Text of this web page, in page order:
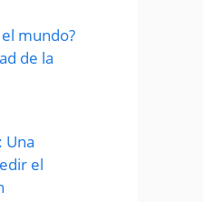
mundo?
de la
Una
el